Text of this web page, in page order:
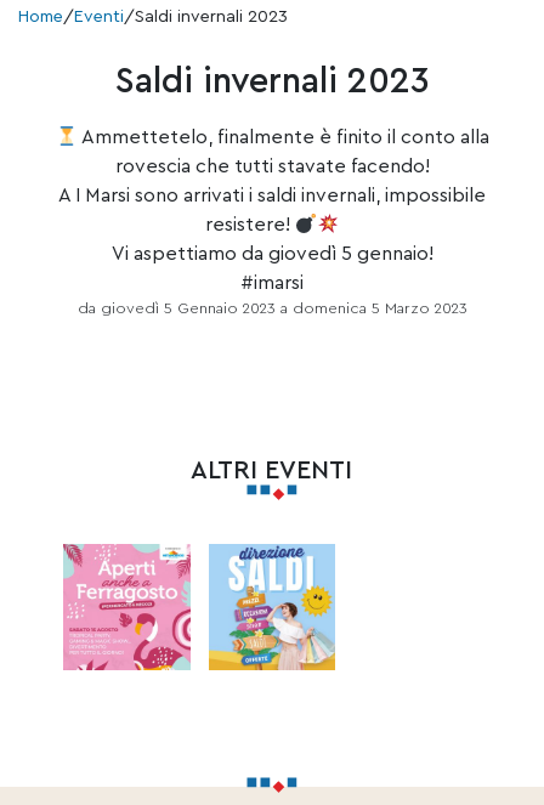
Home/ Eventi/Saldi invernali 2023
Saldi invernali 2023
Ammettetelo, finalmente è finito il conto alla
rovescia che tutti stavate facendo!
A I Marsi sono arrivati i saldi invernali, impossibile
resistere!
Vi aspettiamo da giovedì 5 gennaio!
#imarsi
da giovedì 5 Gennaio 2023 a domenica 5 Marzo 2023
ALTRI EVENTI